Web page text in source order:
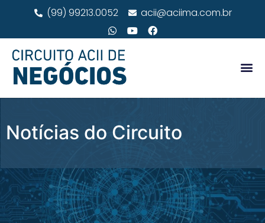
(99) 99213.0052 acii@aciima.com.br
Notícias do Circuito